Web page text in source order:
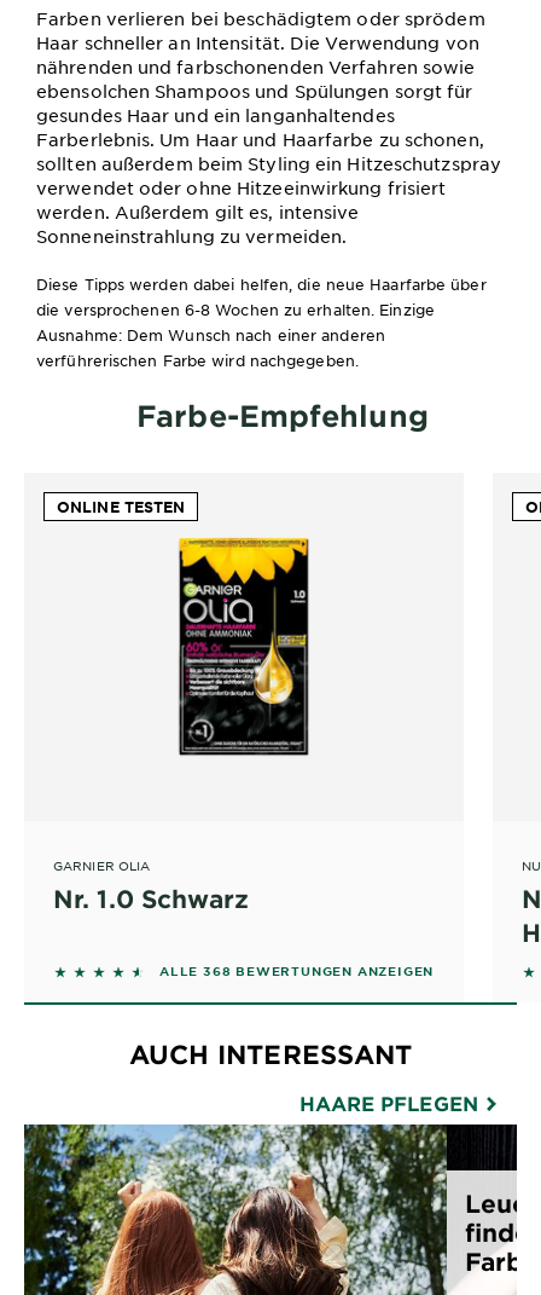
Farben verlieren bei beschädigtem oder sprödem
Haar schneller an Intensität. Die Verwendung von
nährenden und farbschonenden Verfahren sowie
ebensolchen Shampoos und Spülungen sorgt für
gesundes Haar und ein langanhaltendes
Farberlebnis. Um Haar und Haarfarbe zu schonen,
sollten außerdem beim Styling ein Hitzeschutzspray
verwendet oder ohne Hitzeeinwirkung frisiert
werden. Außerdem gilt es, intensive
Sonneneinstrahlung zu vermeiden.
Diese Tipps werden dabei helfen, die neue Haarfarbe über
die versprochenen 6-8 Wochen zu erhalten. Einzige
Ausnahme: Dem Wunsch nach einer anderen
verführerischen Farbe wird nachgegeben.
Farbe-Empfehlung
ONLINE TESTEN
GARNIER OLIA
Nr. 1.0 Schwarz
4.4647 out of 5 stars based on reviews
ALLE 368 BEWERTUNGEN ANZEIGEN
AUCH INTERESSANT
HAARE PFLEGEN